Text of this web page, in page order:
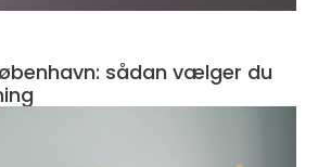
sådan vælger du